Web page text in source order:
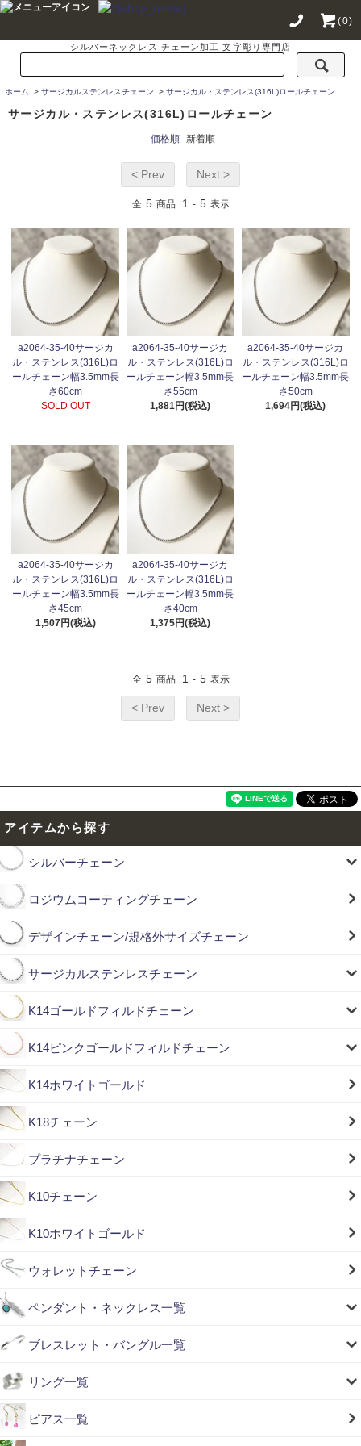
(0)
シルバーネックレス チェーン加工 文字彫り専門店
ホーム > サージカルステンレスチェーン > サージカル・ステンレス(316L)ロールチェーン
サージカル・ステンレス(316L)ロールチェーン
価格順 新着順
< Prev Next >
全 5 商品 1 - 5 表示
a2064-35-40サージカ
ル・ステンレス(316L)ロ
ールチェーン幅3.5mm長
さ60cm
SOLD OUT
a2064-35-40サージカ
ル・ステンレス(316L)ロ
ールチェーン幅3.5mm長
さ55cm
1,881円(税込)
a2064-35-40サージカ
ル・ステンレス(316L)ロ
ールチェーン幅3.5mm長
さ50cm
1,694円(税込)
a2064-35-40サージカ
ル・ステンレス(316L)ロ
ールチェーン幅3.5mm長
さ45cm
1,507円(税込)
a2064-35-40サージカ
ル・ステンレス(316L)ロ
ールチェーン幅3.5mm長
さ40cm
1,375円(税込)
全 5 商品 1 - 5 表示
< Prev Next >
アイテムから探す
シルバーチェーン
ロジウムコーティングチェーン
デザインチェーン/規格外サイズチェーン
サージカルステンレスチェーン
K14ゴールドフィルドチェーン
K14ピンクゴールドフィルドチェーン
K14ホワイトゴールド
K18チェーン
プラチナチェーン
K10チェーン
K10ホワイトゴールド
ウォレットチェーン
ペンダント・ネックレス一覧
ブレスレット・バングル一覧
リング一覧
ピアス一覧